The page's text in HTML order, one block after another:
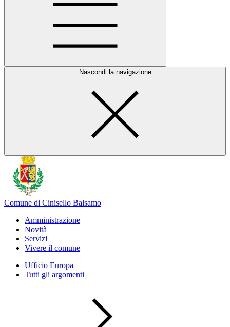
Nascondi la navigazione
Comune di Cinisello Balsamo
Amministrazione
Novità
Servizi
Vivere il comune
Ufficio Europa
Tutti gli argomenti